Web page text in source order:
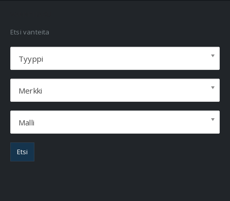
Etsi vanteita
Tyyppi
Merkki
Malli
Etsi